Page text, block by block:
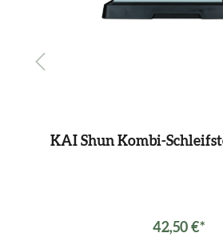
KAI Shun Kombi-
42,50 €*